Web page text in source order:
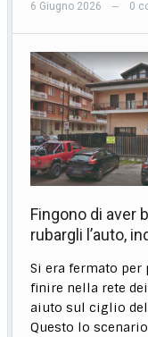
6 Giugno 2026 — 0
Fingono di aver
rubargli l’auto,
Si era fermato per
finire nella rete
aiuto sul ciglio
Questo lo